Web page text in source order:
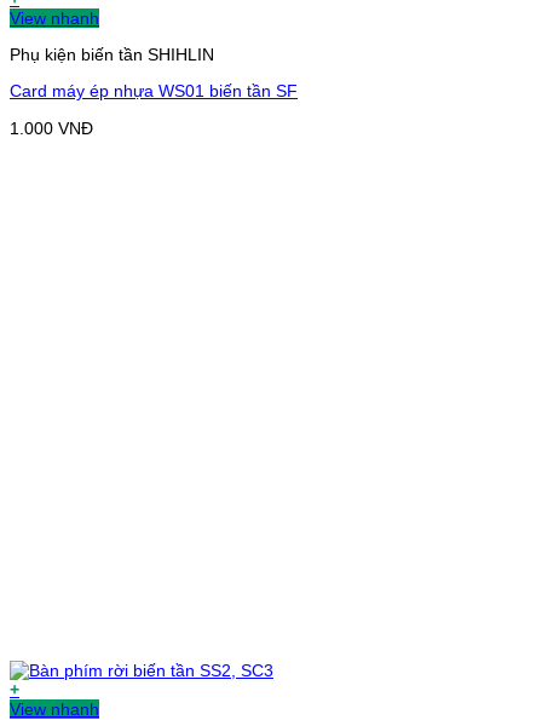
View nhanh
Phụ kiện biến tần SHIHLIN
Card máy ép nhựa WS01 biến tần SF
1.000 VNĐ
+
View nhanh